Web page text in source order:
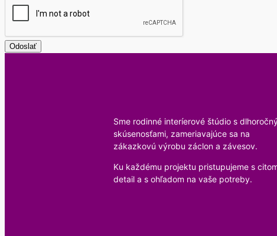
Odoslať
Sme rodinné interíerové štúdio s
skúsenosťami, zameriavajúce sa na
zákazkovú výrobu záclon a závesov.
Ku každému projektu pristupujeme s
detail a s ohľadom na vaše potreby.